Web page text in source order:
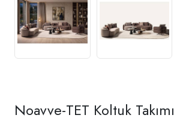
Noavve-TET Koltuk Takımı